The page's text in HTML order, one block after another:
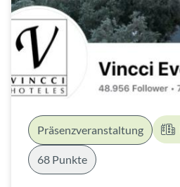
Präsenzveranstaltung
68 Punkte